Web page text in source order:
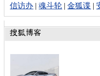
信访办 |魂斗轮 |金狐谍 |